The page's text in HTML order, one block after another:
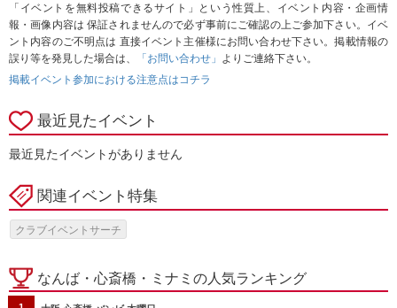
「イベントを無料投稿できるサイト」という性質上、イベント内容・企画情
報・画像内容は 保証されませんので必ず事前にご確認の上ご参加下さい。イベ
ント内容のご不明点は 直接イベント主催様にお問い合わせ下さい。掲載情報の
誤り等を発見した場合は、
「お問い合わせ」
よりご連絡下さい。
掲載イベント参加における注意点はコチラ
最近見たイベント
最近見たイベントがありません
関連イベント特集
クラブイベントサーチ
なんば・心斎橋・ミナミの人気ランキング